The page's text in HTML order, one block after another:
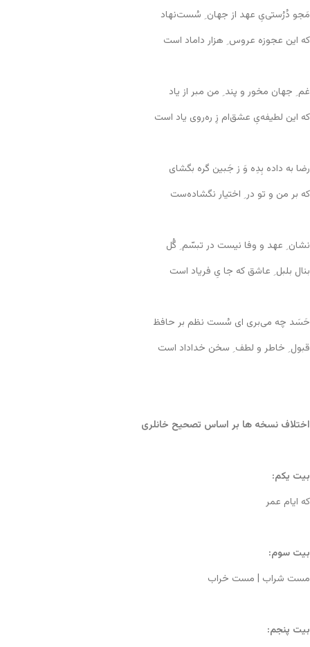
مَجو دُرُستی‌یِ عهد از جهان ِ سُست‌نهاد
که این عجوزه عروس ِ هزار داماد است
غم ِ جهان مخور و پند ِ من مبر از یاد
که این لطیفه‌یِ عشق‌ام زِ ره‌روی یاد است
رضا به داده بِدِه وَ ز جَبین گره بگشای
که بر من و تو در ِ اختیار نگشاده‌ست
نشان ِ عهد و وفا نیست در تبسّم ِ گُل
بنال بلبل ِ عاشق که جا یِ فریاد است
حَسَد چه می‌بری ای سُست نظم بر حافظ
قبول ِ خاطر و لطف ِ سخن خداداد است
اختلاف نسخه ها بر اساس تصحیح خانلری
بیت یکم:
که ایام عمر
بیت سوم:
مست شراب | مست خراب
بیت پنجم: